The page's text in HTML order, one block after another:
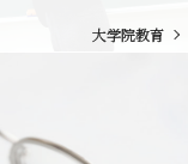
大学院教育